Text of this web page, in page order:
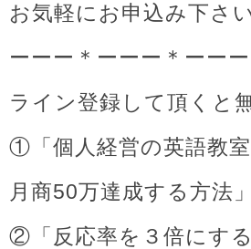
お気軽にお申込み下さい
ーーー＊ーーー＊ーー
ライン登録して頂くと
①「個人経営の英語教
月商50万達成する方法
②「反応率を３倍にす